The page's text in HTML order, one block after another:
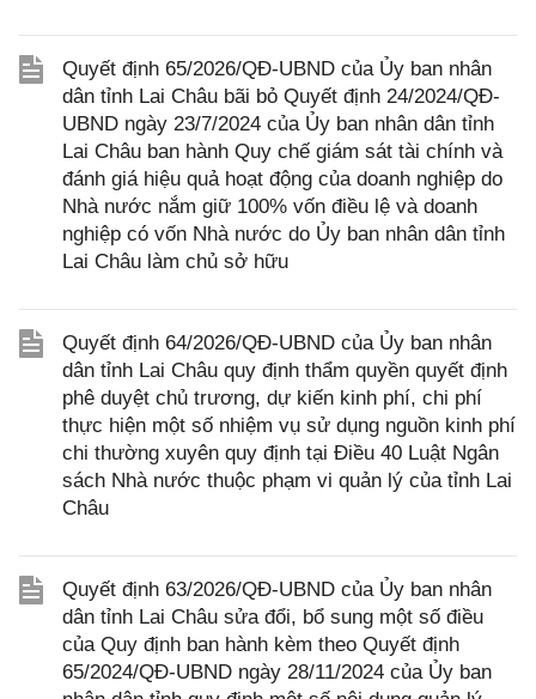
Quyết định 65/2026/QĐ-UBND của Ủy ban nhân
dân tỉnh Lai Châu bãi bỏ Quyết định 24/2024/QĐ-
UBND ngày 23/7/2024 của Ủy ban nhân dân tỉnh
Lai Châu ban hành Quy chế giám sát tài chính và
đánh giá hiệu quả hoạt động của doanh nghiệp do
Nhà nước nắm giữ 100% vốn điều lệ và doanh
nghiệp có vốn Nhà nước do Ủy ban nhân dân tỉnh
Lai Châu làm chủ sở hữu
Quyết định 64/2026/QĐ-UBND của Ủy ban nhân
dân tỉnh Lai Châu quy định thẩm quyền quyết định
phê duyệt chủ trương, dự kiến kinh phí, chi phí
thực hiện một số nhiệm vụ sử dụng nguồn kinh phí
chi thường xuyên quy định tại Điều 40 Luật Ngân
sách Nhà nước thuộc phạm vi quản lý của tỉnh Lai
Châu
Quyết định 63/2026/QĐ-UBND của Ủy ban nhân
dân tỉnh Lai Châu sửa đổi, bổ sung một số điều
của Quy định ban hành kèm theo Quyết định
65/2024/QĐ-UBND ngày 28/11/2024 của Ủy ban